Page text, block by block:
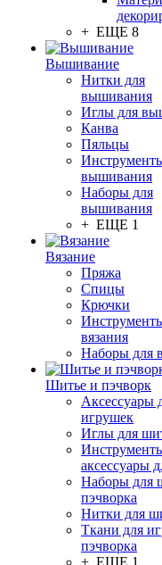
+ ЕЩЕ 8
Вышивание
Нитки для
вышивания
Иглы для
Канва
Пяльцы
вышивания
Наборы для
вышивания
+ ЕЩЕ 1
Вязание
Пряжа
Спицы
Крючки
вязания
Наборы для
Шитье и пэчворк
Аксессуары
игрушек
Иглы для
аксессуары
Наборы для
пэчворка
Нитки для
Ткани для
пэчворка
+ ЕЩЕ 1